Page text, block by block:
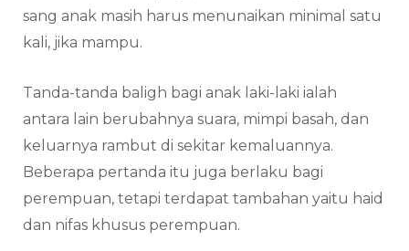
sang anak masih harus menunaikan minimal satu
kali, jika mampu.
Tanda-tanda baligh bagi anak laki-laki ialah
antara lain berubahnya suara, mimpi basah, dan
keluarnya rambut di sekitar kemaluannya.
Beberapa pertanda itu juga berlaku bagi
perempuan, tetapi terdapat tambahan yaitu haid
dan nifas khusus perempuan.